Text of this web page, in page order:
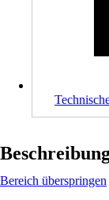
Bereich überspringen